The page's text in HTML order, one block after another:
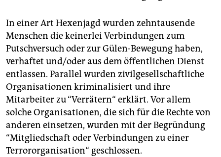
In einer Art Hexenjagd wurden zehntausende
Menschen die keinerlei Verbindungen zum
Putschversuch oder zur Gülen-Bewegung haben,
verhaftet und/oder aus dem öffentlichen Dienst
entlassen. Parallel wurden zivilgesellschaftliche
Organisationen kriminalisiert und ihre
Mitarbeiter zu “Verrätern“ erklärt. Vor allem
solche Organisationen, die sich für die Rechte von
anderen einsetzen, wurden mit der Begründung
“Mitgliedschaft oder Verbindungen zu einer
Terrororganisation“ geschlossen.